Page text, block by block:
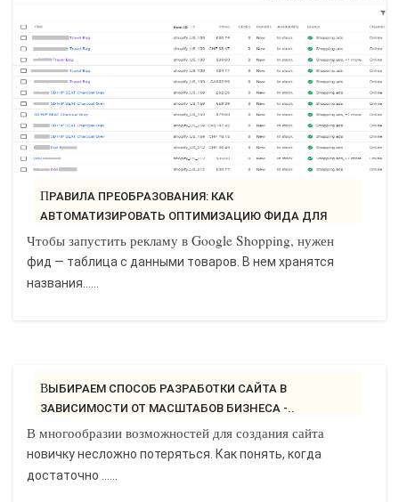
ПРАВИЛА ПРЕОБРАЗОВАНИЯ: КАК
АВТОМАТИЗИРОВАТЬ ОПТИМИЗАЦИЮ ФИДА ДЛЯ
MERCHANT..
Чтобы запустить рекламу в Google Shopping, нужен
фид — таблица с данными товаров. В нем хранятся
названия......
ВЫБИРАЕМ СПОСОБ РАЗРАБОТКИ САЙТА В
ЗАВИСИМОСТИ ОТ МАСШТАБОВ БИЗНЕСА -..
В многообразии возможностей для создания сайта
новичку несложно потеряться. Как понять, когда
достаточно ......